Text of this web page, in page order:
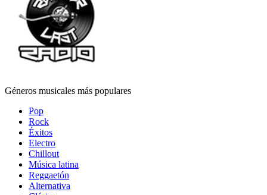
Géneros musicales más populares
Pop
Rock
Éxitos
Electro
Chillout
Música latina
Reggaetón
Alternativa